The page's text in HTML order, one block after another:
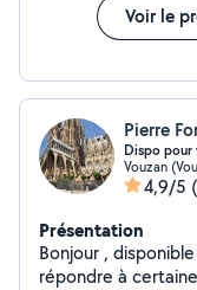
Voir le
Pierre
Dispo pour
Vouzan
4,9/5
Présentation
Bonjour , disponible
répondre à